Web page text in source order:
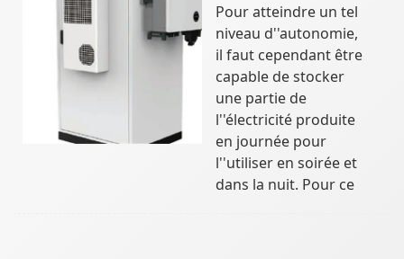
Pour atteindre un tel
niveau d''autonomie,
il faut cependant être
capable de stocker
une partie de
l''électricité produite
en journée pour
l''utiliser en soirée et
dans la nuit. Pour ce